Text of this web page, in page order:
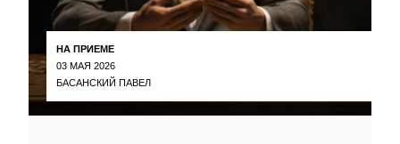
НА ПРИЕМЕ
03 МАЯ 2026
БАСАНСКИЙ ПАВЕЛ